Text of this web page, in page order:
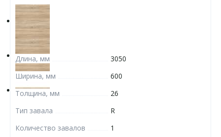
Длина, мм
3050
Ширина, мм
600
Толщина, мм
26
Тип завала
R
Количество завалов
1